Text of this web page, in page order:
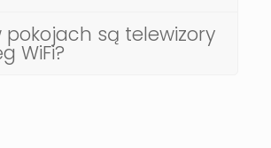
pokojach są telewizory
WiFi?